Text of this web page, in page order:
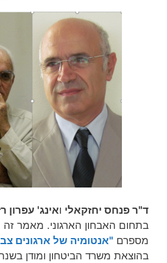
ד"ר פנחס יחזקאלי ואינג' עפרון
בתחום האבחון הארגוני. מאמר
מספרם "אנטומיה של ארגונים
בהוצאת משרד הביטחון ומודן בשנת